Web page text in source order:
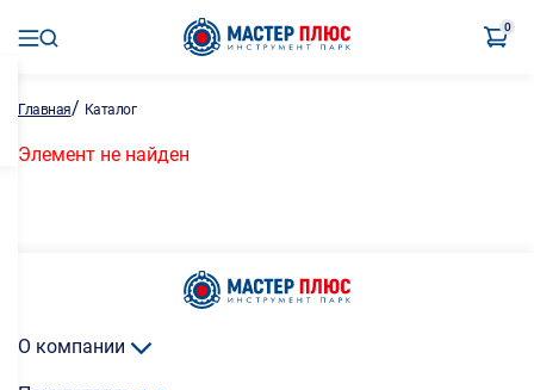
0
Главная/ Каталог
Элемент не найден
О компании